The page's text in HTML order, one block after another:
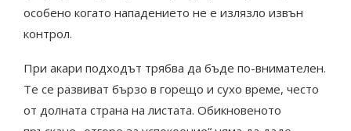
особено когато нападението не е излязло извън
контрол.
При акари подходът трябва да бъде по-внимателен.
Те се развиват бързо в горещо и сухо време, често
от долната страна на листата. Обикновеното